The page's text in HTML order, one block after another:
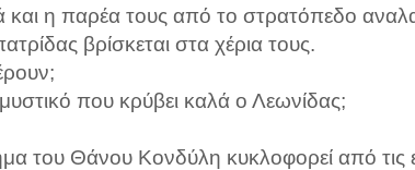
και η παρέα τους από το στρατόπεδο
βρίσκεται στα χέρια τους.
μυστικό που κρύβει καλά ο Λεωνίδας;
του Θάνου Κονδύλη κυκλοφορεί από τις